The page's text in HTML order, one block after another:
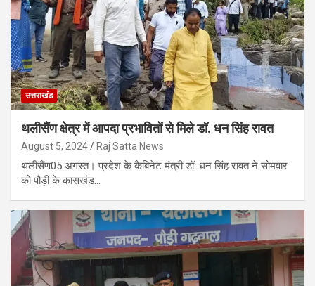
उत्तराखंड
थलीसैंण क्षेत्र में आपदा प्रभावितों से मिले डॉ. धन सिंह रावत
August 5, 2024 Raj Satta News
थलीसैंण05 अगस्त। प्रदेश के कैबिनेट मंत्री डॉ. धन सिंह रावत ने सोमवार
को पौड़ी के कासखंड…